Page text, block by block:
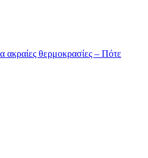
ακραίες θερμοκρασίες – Πότε